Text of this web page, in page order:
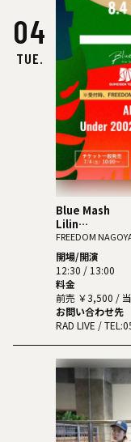
04
TUE.
Blue Mash
Lilin
SLACK
TheΣ
水平線とライタ
バチカン市国に
フクスイボンニ
「夜と同時に、
FREEDOM
開場/開演
12:30 / 13:00
料金
前売 ￥3,500 /
お問い合わせ先
RAD LIVE /